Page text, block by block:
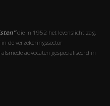
die in 1952 het levenslicht zag,
de verzekeringssector
advocaten gespecialiseerd in